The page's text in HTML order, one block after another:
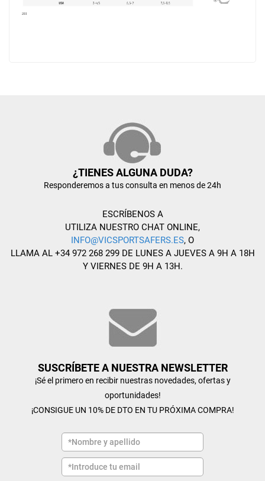
¿TIENES ALGUNA DUDA?
Responderemos a tus consulta en menos de 24h
ESCRÍBENOS A
UTILIZA NUESTRO CHAT ONLINE,
INFO@VICSPORTSAFERS.ES, O
LLAMA AL +34 972 268 299 DE LUNES A JUEVES A 9H A 18H
Y VIERNES DE 9H A 13H.
SUSCRÍBETE A NUESTRA NEWSLETTER
¡Sé el primero en recibir nuestras novedades, ofertas y
oportunidades!
¡CONSIGUE UN 10% DE DTO EN TU PRÓXIMA COMPRA!